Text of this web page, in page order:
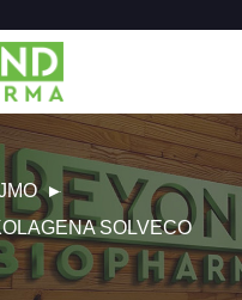
SOLVECO